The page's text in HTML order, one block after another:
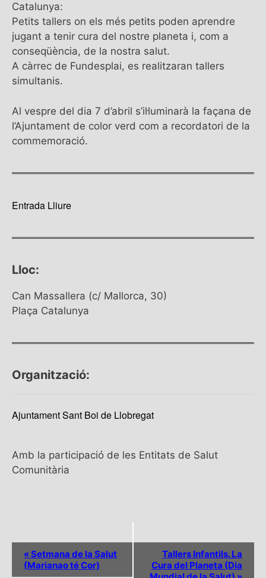
Catalunya:
Petits tallers on els més petits poden aprendre
jugant a tenir cura del nostre planeta i, com a
conseqüència, de la nostra salut.
A càrrec de Fundesplai, es realitzaran tallers
simultanis.
Al vespre del dia 7 d’abril s’il·luminarà la façana de
l’Ajuntament de color verd com a recordatori de la
commemoració.
Entrada Lliure
Lloc:
Can Massallera (c/ Mallorca, 30)
Plaça Catalunya
Organització:
Ajuntament Sant Boi de Llobregat
Amb la participació de les Entitats de Salut
Comunitària
«Setmana de la Salut
(Marianao té Cor)
Tallers Infantils. La
Cura del Planeta (Dia